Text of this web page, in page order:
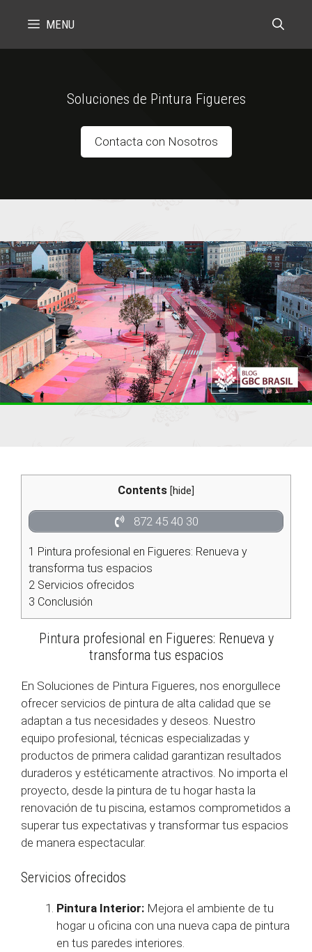
MENU
Soluciones de Pintura Figueres
Contacta con Nosotros
Contents [hide
872 45 40 30
1 Pintura profesional en Figueres: Renueva y
transforma tus espacios
2 Servicios ofrecidos
3 Conclusión
Pintura profesional en Figueres: Renueva y
transforma tus espacios
En Soluciones de Pintura Figueres, nos enorgullece
ofrecer servicios de pintura de alta calidad que se
adaptan a tus necesidades y deseos. Nuestro
equipo profesional, técnicas especializadas y
productos de primera calidad garantizan resultados
duraderos y estéticamente atractivos. No importa el
proyecto, desde la pintura de tu hogar hasta la
renovación de tu piscina, estamos comprometidos a
superar tus expectativas y transformar tus espacios
de manera espectacular.
Servicios ofrecidos
Pintura Interior: Mejora el ambiente de tu
hogar u oficina con una nueva capa de pintura
en tus paredes interiores.